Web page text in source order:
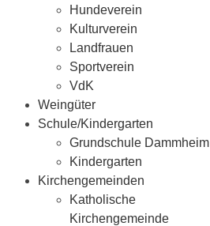
Hundeverein
Kulturverein
Landfrauen
Sportverein
VdK
Weingüter
Schule/Kindergarten
Grundschule Dammheim
Kindergarten
Kirchengemeinden
Katholische
Kirchengemeinde